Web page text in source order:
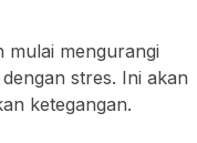
mulai mengurangi
stres. Ini akan
ketegangan.